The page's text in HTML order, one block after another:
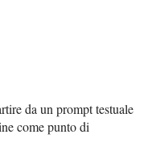
da un prompt testuale
come punto di